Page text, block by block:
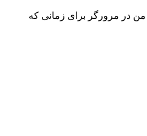
من در مرورگر برای زمانی که